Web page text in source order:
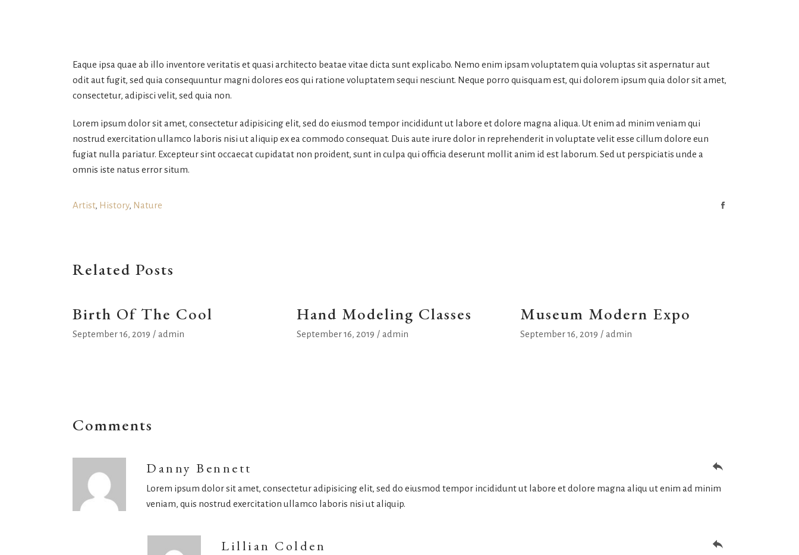
Eaque ipsa quae ab illo inventore veritatis et quasi architecto beatae vitae dicta sunt explicabo. Nemo enim ipsam voluptatem quia voluptas sit aspernatur aut
odit aut fugit, sed quia consequuntur magni dolores eos qui ratione voluptatem sequi nesciunt. Neque porro quisquam est, qui dolorem ipsum quia dolor sit amet,
consectetur, adipisci velit, sed quia non.
Lorem ipsum dolor sit amet, consectetur adipisicing elit, sed do eiusmod tempor incididunt ut labore et dolore magna aliqua. Ut enim ad minim veniam qui
nostrud exercitation ullamco laboris nisi ut aliquip ex ea commodo consequat. Duis aute irure dolor in reprehenderit in voluptate velit esse cillum dolore eun
fugiat nulla pariatur. Excepteur sint occaecat cupidatat non proident, sunt in culpa qui officia deserunt mollit anim id est laborum. Sed ut perspiciatis unde a
omnis iste natus error situm.
Artist, History, Nature
Related Posts
Birth Of The Cool
September 16, 2019 admin
Hand Modeling Classes
September 16, 2019 admin
Museum Modern Expo
September 16, 2019 admin
Comments
reply
Danny Bennett
Lorem ipsum dolor sit amet, consectetur adipisicing elit, sed do eiusmod tempor incididunt ut labore et dolore magna aliqu ut enim ad minim
veniam, quis nostrud exercitation ullamco laboris nisi ut aliquip.
reply
Lillian Colden